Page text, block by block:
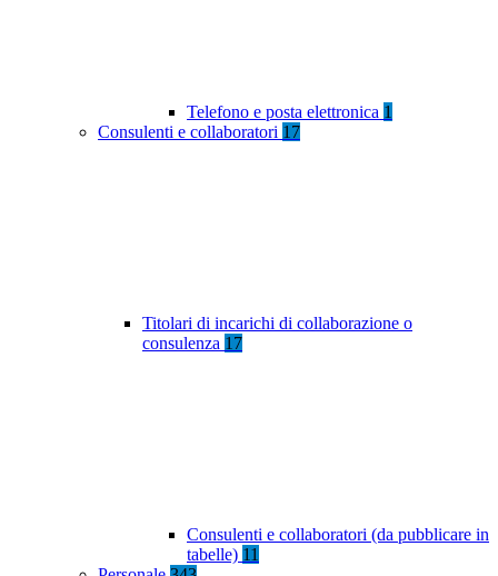
Telefono e posta elettronica 1
Consulenti e collaboratori 17
Titolari di incarichi di collaborazione o
consulenza 17
Consulenti e collaboratori (da pubblicare in
tabelle) 11